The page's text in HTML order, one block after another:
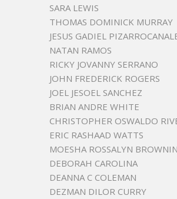
SARA LEWIS
THOMAS DOMINICK MURRAY
JESUS GADIEL
NATAN RAMOS
RICKY JOVANNY SERRANO
JOHN FREDERICK ROGERS
JOEL JESOEL SANCHEZ
BRIAN ANDRE WHITE
CHRISTOPHER OSWALDO
ERIC RASHAAD WATTS
MOESHA ROSSALYN
DEBORAH CAROLINA
DEANNA C COLEMAN
DEZMAN DILOR CURRY